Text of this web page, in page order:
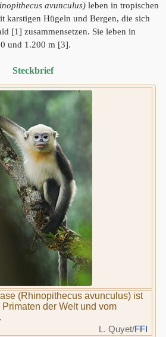
avunculus) leben in tropischen
karstigen Hügeln und Bergen, die sich
[1] zusammensetzen. Sie leben in
und 1.200 m [3].
Steckbrief
(Rhinopithecus avunculus) ist
der Welt und vom
L. Quyet/FFI